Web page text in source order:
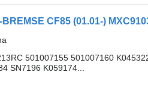
501007155 501007160
SN7196 K059174...